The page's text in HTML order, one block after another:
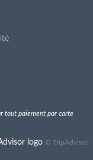
tout paiement par carte
© TripAdvisor